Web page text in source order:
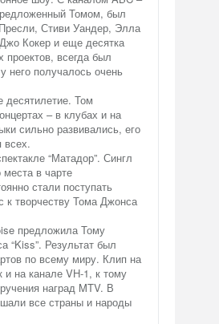
Томом, был
Стиви Уандер, Элла
Кокер и еще десятка
всегда был
него получалось очень
десятилетие. Том
– в клубах и на
сильно развивались, его
всех.
“Матадор”. Сингл
места в чарте
стали поступать
к творчеству Тома Джонса
предложила Тому
“Kiss”. Результат был
по всему миру. Клип на
и на канале VH-1, к тому
наград MTV. В
все страны и народы